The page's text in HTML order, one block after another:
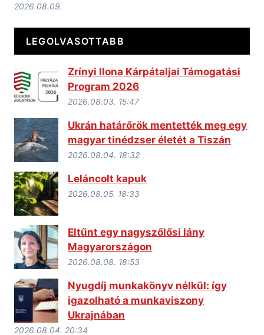
2026.08.09.
LEGOLVASOTTABB
Zrínyi Ilona Kárpátaljai Támogatási
Program 2026
2026.08.03. 15:47
Ukrán határőrök mentették meg egy
magyar tinédzser életét a Tiszán
2026.08.04. 18:32
Leláncolt kapuk
2026.08.05. 18:33
Eltűnt egy nagyszőlősi lány
Magyarországon
2026.08.08. 18:53
Nyugdíj munkakönyv nélkül: így
igazolható a munkaviszony
Ukrajnában
2026.08.04. 20:34